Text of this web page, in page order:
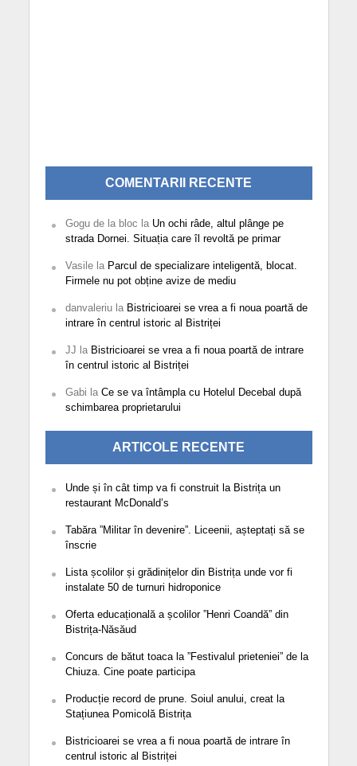
COMENTARII RECENTE
Gogu de la bloc la Un ochi râde, altul plânge pe
strada Dornei. Situația care îl revoltă pe primar
Vasilela Parcul de specializare inteligentă, blocat.
Firmele nu pot obține avize de mediu
danvaleriula Bistricioarei se vrea a fi noua poartă de
intrare în centrul istoric al Bistriței
JJ la Bistricioarei se vrea a fi noua poartă de intrare
în centrul istoric al Bistriței
Gabi la Ce se va întâmpla cu Hotelul Decebal după
schimbarea proprietarului
ARTICOLE RECENTE
Unde și în cât timp va fi construit la Bistrița un
restaurant McDonald’s
Tabăra ”Militar în devenire”. Liceenii, așteptați să se
înscrie
Lista școlilor și grădinițelor din Bistrița unde vor fi
instalate 50 de turnuri hidroponice
Oferta educațională a școlilor ”Henri Coandă” din
Bistrița-Năsăud
Concurs de bătut toaca la ”Festivalul prieteniei” de la
Chiuza. Cine poate participa
Producție record de prune. Soiul anului, creat la
Stațiunea Pomicolă Bistrița
Bistricioarei se vrea a fi noua poartă de intrare în
centrul istoric al Bistriței